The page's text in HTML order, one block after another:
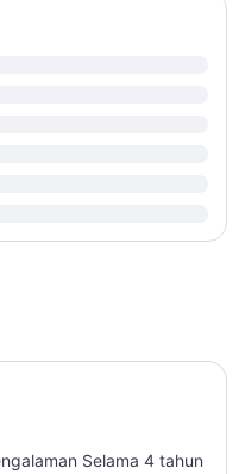
Selama 4 tahun